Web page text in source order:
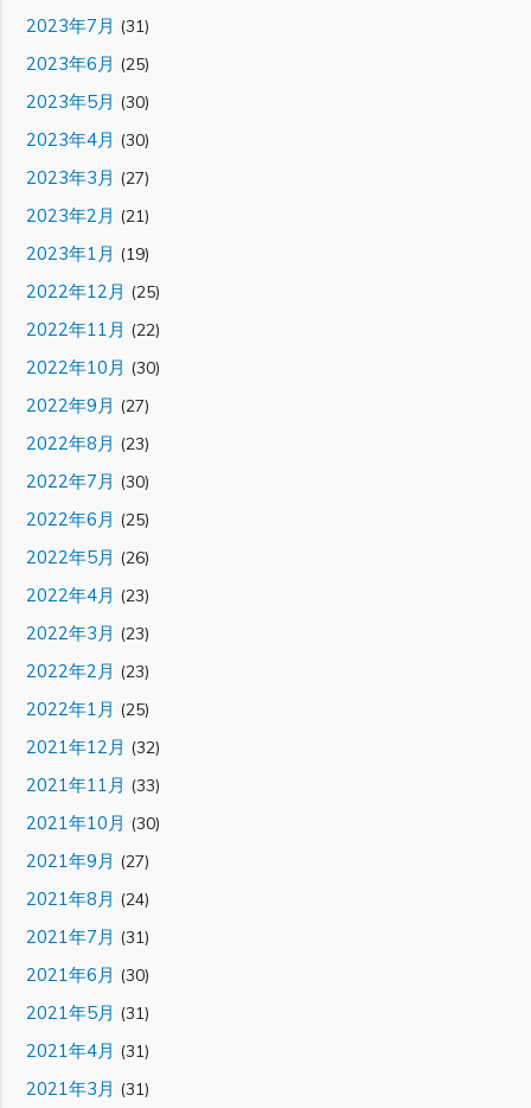
2023年7月 (31)
2023年6月 (25)
2023年5月 (30)
2023年4月 (30)
2023年3月 (27)
2023年2月 (21)
2023年1月 (19)
2022年12月 (25)
2022年11月 (22)
2022年10月 (30)
2022年9月 (27)
2022年8月 (23)
2022年7月 (30)
2022年6月 (25)
2022年5月 (26)
2022年4月 (23)
2022年3月 (23)
2022年2月 (23)
2022年1月 (25)
2021年12月 (32)
2021年11月 (33)
2021年10月 (30)
2021年9月 (27)
2021年8月 (24)
2021年7月 (31)
2021年6月 (30)
2021年5月 (31)
2021年4月 (31)
2021年3月 (31)